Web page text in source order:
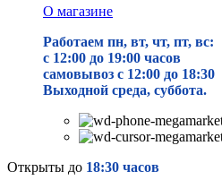
О магазине
Работаем пн, вт, чт, пт, вс:
с 12:00 до 19:00 часов
самовывоз с 12:00 до 18:30
Выходной среда, суббота.
Открыты до 18:30 часов